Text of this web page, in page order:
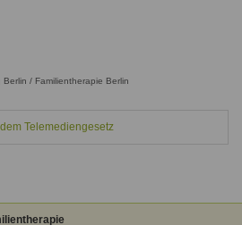
/ Familientherapie Berlin
Telemediengesetz